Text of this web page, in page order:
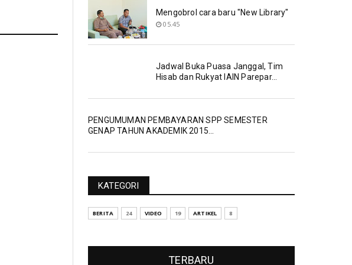
Mengobrol cara baru "New Library"
05.45
Jadwal Buka Puasa Janggal, Tim
Hisab dan Rukyat IAIN Parepar...
PENGUMUMAN PEMBAYARAN SPP SEMESTER
GENAP TAHUN AKADEMIK 2015...
KATEGORI
BERITA 24 VIDEO 19 ARTIKEL 8
TERBARU